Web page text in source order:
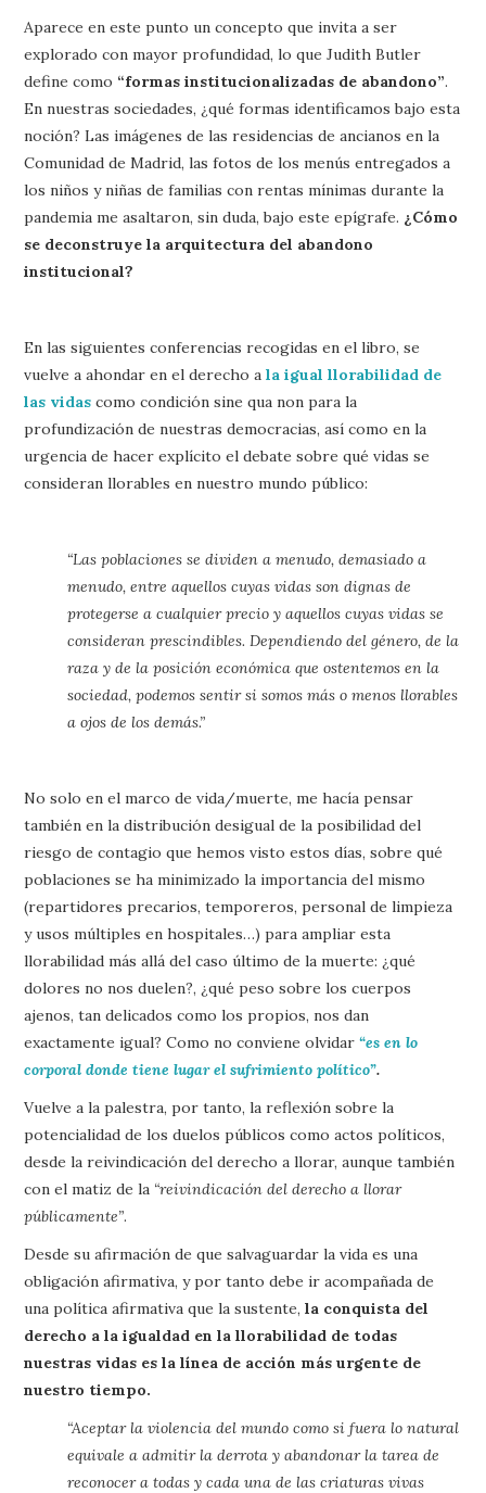
Aparece en este punto un concepto que invita a ser
explorado con mayor profundidad, lo que Judith Butler
define como “formas institucionalizadas de abandono”.
En nuestras sociedades, ¿qué formas identificamos bajo esta
noción? Las imágenes de las residencias de ancianos en la
Comunidad de Madrid, las fotos de los menús entregados a
los niños y niñas de familias con rentas mínimas durante la
pandemia me asaltaron, sin duda, bajo este epígrafe. ¿Cómo
se deconstruye la arquitectura del abandono
institucional?
En las siguientes conferencias recogidas en el libro, se
vuelve a ahondar en el derecho ala igual llorabilidad de
las vidas como condición sine qua non para la
profundización de nuestras democracias, así como en la
urgencia de hacer explícito el debate sobre qué vidas se
consideran llorables en nuestro mundo público:
“Las poblaciones se dividen a menudo, demasiado a
menudo, entre aquellos cuyas vidas son dignas de
protegerse a cualquier precio y aquellos cuyas vidas se
consideran prescindibles. Dependiendo del género, de la
raza y de la posición económica que ostentemos en la
sociedad, podemos sentir si somos más o menos llorables
a ojos de los demás.”
No solo en el marco de vida/muerte, me hacía pensar
también en la distribución desigual de la posibilidad del
riesgo de contagio que hemos visto estos días, sobre qué
poblaciones se ha minimizado la importancia del mismo
(repartidores precarios, temporeros, personal de limpieza
y usos múltiples en hospitales…) para ampliar esta
llorabilidad más allá del caso último de la muerte: ¿qué
dolores no nos duelen?, ¿qué peso sobre los cuerpos
ajenos, tan delicados como los propios, nos dan
exactamente igual? Como no conviene olvidar“es en lo
corporal donde tiene lugar el sufrimiento político”.
Vuelve a la palestra, por tanto, la reflexión sobre la
potencialidad de los duelos públicos como actos políticos,
desde la reivindicación del derecho a llorar, aunque también
con el matiz de la “reivindicación del derecho a llorar
públicamente”.
Desde su afirmación de que salvaguardar la vida es una
obligación afirmativa, y por tanto debe ir acompañada de
una política afirmativa que la sustente,la conquista del
derecho a la igualdad en la llorabilidad de todas
nuestras vidas es la línea de acción más urgente de
nuestro tiempo.
“Aceptar la violencia del mundo como si fuera lo natural
equivale a admitir la derrota y abandonar la tarea de
reconocer a todas y cada una de las criaturas vivas